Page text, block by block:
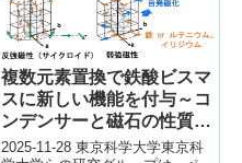
複数元素置換で鉄酸ビスマ
スに新しい機能を付与～コ
ンデンサーと磁石の性質に
加え、室温での負熱膨張を
2025-11-28 東京科学大学東京科